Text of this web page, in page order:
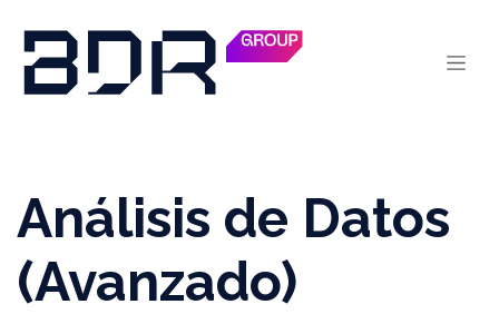
Análisis de Datos
(Avanzado)